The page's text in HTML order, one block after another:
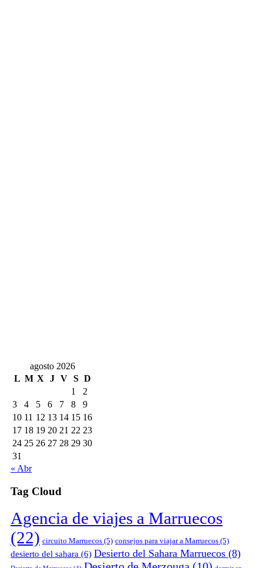
agosto 2026
L M X J V S D
1
2
3
4 5 6 7 8
9
10 11 12 13 14 15 16
17 18 19 20 21 22 23
24 25 26 27 28 29 30
31
« Abr
Tag Cloud
Agencia de viajes a Marruecos
(22) circuito Marruecos (5) consejos para viajar a Marruecos (5)
desierto del sahara (6) Desierto del Sahara Marruecos (8)